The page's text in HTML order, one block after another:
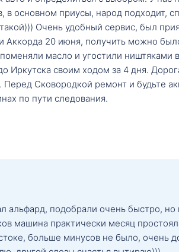
в основном приусы, народ подходит,
Очень удобный сервис, был
Аккорда 20 июня, получить можно
масло и угостили ништяками
Иркутска своим ходом за 4 дня.
Перед Сковородкой ремонт и будьте
по пути следования.
альфард, подобрали очень быстро, но
машина практически месяц
больше минусов не было, очень